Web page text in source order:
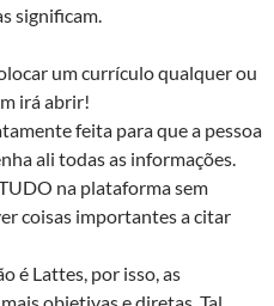
significam.
um currículo qualquer ou
irá abrir!
feita para que a pessoa
ali todas as informações.
na plataforma sem
coisas importantes a citar
é Lattes, por isso, as